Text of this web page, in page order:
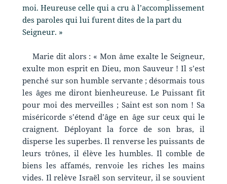
moi. Heureuse celle qui a cru à l’accomplissement
des paroles qui lui furent dites de la part du
Seigneur. »
Marie dit alors : « Mon âme exalte le Seigneur,
exulte mon esprit en Dieu, mon Sauveur ! Il s’est
penché sur son humble servante ; désormais tous
les âges me diront bienheureuse. Le Puissant fit
pour moi des merveilles ; Saint est son nom ! Sa
miséricorde s’étend d’âge en âge sur ceux qui le
craignent. Déployant la force de son bras, il
disperse les superbes. Il renverse les puissants de
leurs trônes, il élève les humbles. Il comble de
biens les affamés, renvoie les riches les mains
vides. Il relève Israël son serviteur, il se souvient